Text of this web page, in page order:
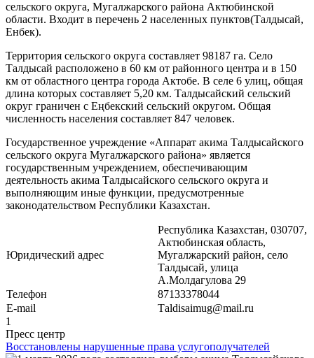
сельского округа, Мугалжарского района Актюбинской
области. Входит в перечень 2 населенных пунктов(Талдысай,
Енбек).
Территория сельского округа составляет 98187 га. Село
Талдысай расположено в 60 км от районного центра и в 150
км от областного центра города Актобе. В селе 6 улиц, общая
длина которых составляет 5,20 км. Талдысайский сельский
округ граничен с Еңбекский сельский округом. Общая
численность населения составляет 847 человек.
Государственное учреждение «Аппарат акима Талдысайского
сельского округа Мугалжарского района» является
государственным учреждением, обеспечивающим
деятельность акима Талдысайского сельского округа и
выполняющим иные функции, предусмотренные
законодательством Республики Казахстан.
Юридический адрес
Республика Казахстан, 030707,
Актюбинская область,
Мугалжарский район, село
Талдысай, улица
А.Молдагулова 29
Телефон
87133378044
Е-mail
Tаldisaimug@mail.ru
1
Пресс центр
Восстановлены нарушенные права услугополучателей